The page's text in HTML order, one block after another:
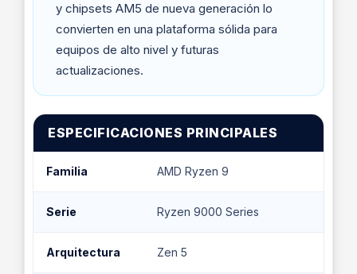
y chipsets AM5 de nueva generación lo
convierten en una plataforma sólida para
equipos de alto nivel y futuras
actualizaciones.
ESPECIFICACIONES PRINCIPALES
Familia AMD Ryzen 9
Serie Ryzen 9000 Series
Arquitectura Zen 5